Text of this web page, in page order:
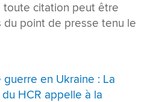
toute citation peut être
du point de presse tenu le